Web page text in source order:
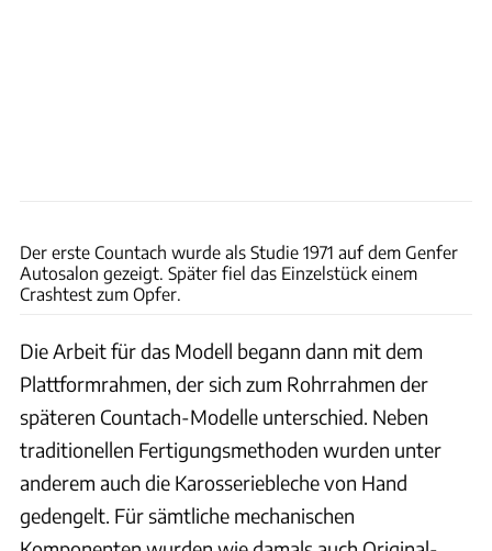
Der erste Countach wurde als Studie 1971 auf dem Genfer
Autosalon gezeigt. Später fiel das Einzelstück einem
Crashtest zum Opfer.
Die Arbeit für das Modell begann dann mit dem
Plattformrahmen, der sich zum Rohrrahmen der
späteren Countach-Modelle unterschied. Neben
traditionellen Fertigungsmethoden wurden unter
anderem auch die Karosseriebleche von Hand
gedengelt. Für sämtliche mechanischen